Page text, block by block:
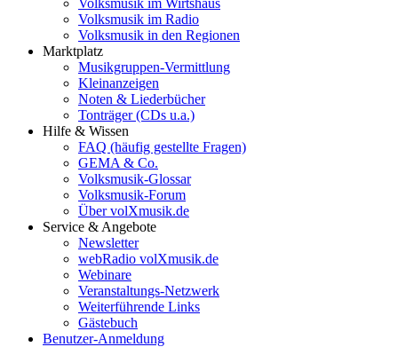
Volksmusik im Wirtshaus
Volksmusik im Radio
Volksmusik in den Regionen
Marktplatz
Musikgruppen-Vermittlung
Kleinanzeigen
Noten & Liederbücher
Tonträger (CDs u.a.)
Hilfe & Wissen
FAQ (häufig gestellte Fragen)
GEMA & Co.
Volksmusik-Glossar
Volksmusik-Forum
Über volXmusik.de
Service & Angebote
Newsletter
webRadio volXmusik.de
Webinare
Veranstaltungs-Netzwerk
Weiterführende Links
Gästebuch
Benutzer-Anmeldung